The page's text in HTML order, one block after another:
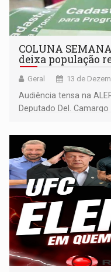
COLUNA
deixa população
Geral 13 de
Audiência tensa na
Deputado Del.
estimação; morre